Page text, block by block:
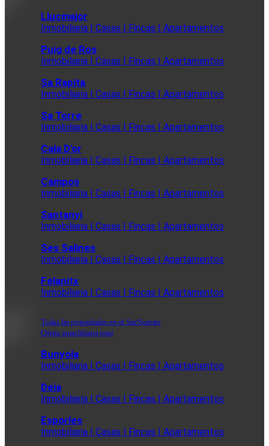
Llucmajor
Inmobiliaria | Casas | Fincas | Apartamentos
Puig de Ros
Inmobiliaria | Casas | Fincas | Apartamentos
Sa Rapita
Inmobiliaria | Casas | Fincas | Apartamentos
Sa Torre
Inmobiliaria | Casas | Fincas | Apartamentos
Cala D'or
Inmobiliaria | Casas | Fincas | Apartamentos
Campos
Inmobiliaria | Casas | Fincas | Apartamentos
Santanyi
Inmobiliaria | Casas | Fincas | Apartamentos
Ses Salines
Inmobiliaria | Casas | Fincas | Apartamentos
Felanitx
Inmobiliaria | Casas | Fincas | Apartamentos
Todas las propiedades en el Sur/Sureste
Oferta inmobiliaria total
Bunyola
Inmobiliaria | Casas | Fincas | Apartamentos
Deia
Inmobiliaria | Casas | Fincas | Apartamentos
Esporles
Inmobiliaria | Casas | Fincas | Apartamentos